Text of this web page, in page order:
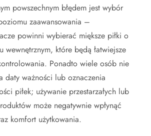
powszechnym błędem jest wybór
zaawansowania –
powinni wybierać miększe piłki o
wewnętrznym, które będą łatwiejsze
Ponadto wiele osób nie
daty ważności lub oznaczenia
piłek; używanie przestarzałych lub
może negatywnie wpłynąć
komfort użytkowania.